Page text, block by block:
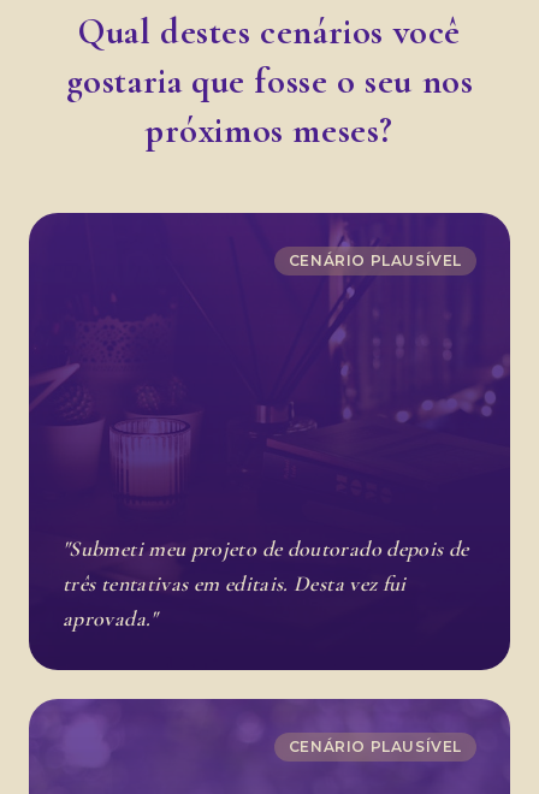
Qual destes cenários você
gostaria que fosse o seu nos
próximos meses?
CENÁRIO PLAUSÍVEL
"Submeti meu projeto de doutorado depois de
três tentativas em editais. Desta vez fui
aprovada."
CENÁRIO PLAUSÍVEL